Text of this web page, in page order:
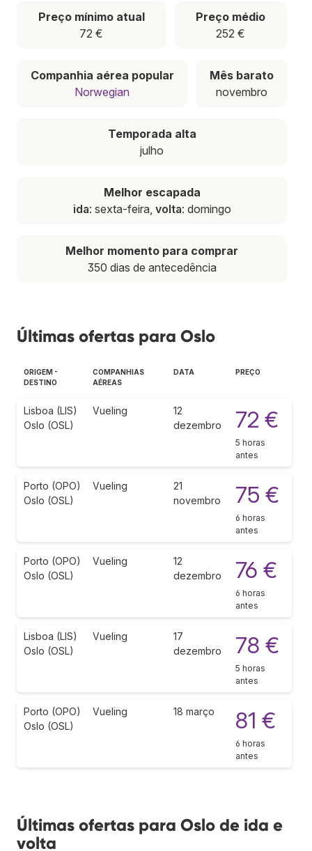
Preço mínimo atual
72 €
Preço médio
252 €
Companhia aérea popular
Norwegian
Mês barato
novembro
Temporada alta
julho
Melhor escapada
ida: sexta-feira, volta: domingo
Melhor momento para comprar
350 dias de antecedência
Últimas ofertas para Oslo
ORIGEM -
DESTINO
COMPANHIAS
AÉREAS
DATA PREÇO
Lisboa (LIS)
Oslo (OSL)
Vueling
12
dezembro
72 €
5 horas
antes
Porto (OPO)
Oslo (OSL)
Vueling
21
novembro
75 €
6 horas
antes
Porto (OPO)
Oslo (OSL)
Vueling
12
dezembro
76 €
6 horas
antes
Lisboa (LIS)
Oslo (OSL)
Vueling
17
dezembro
78 €
5 horas
antes
Porto (OPO)
Oslo (OSL)
Vueling 18 março 81 €
6 horas
antes
Últimas ofertas para Oslo de ida e
volta